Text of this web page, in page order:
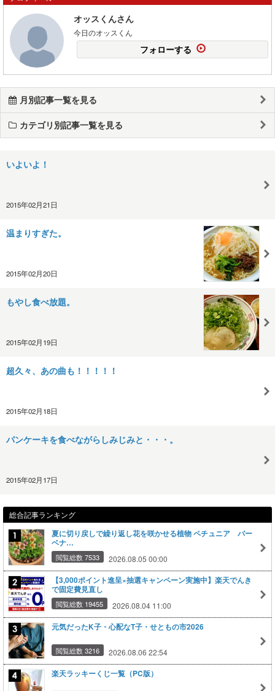
オッスくんさん
今日のオッスくん
フォローする
月別記事一覧を見る
カテゴリ別記事一覧を見る
いよいよ！
2015年02月21日
温まりすぎた。
2015年02月20日
もやし食べ放題。
2015年02月19日
超久々、あの曲も！！！！！
2015年02月18日
パンケーキを食べながらしみじみと・・・。
2015年02月17日
総合記事ランキング
夏に切り戻しで繰り返し花を咲かせる植物 ペチュニア バー
ベナ…
閲覧総数 7533 2026.08.05 00:00
【3,000ポイント進呈×抽選キャンペーン実施中】楽天でんき
で固定費見直し
閲覧総数 19455 2026.08.04 11:00
元気だったK子・心配なT子・せともの市2026
閲覧総数 3216 2026.08.06 22:54
楽天ラッキーくじ一覧（PC版）